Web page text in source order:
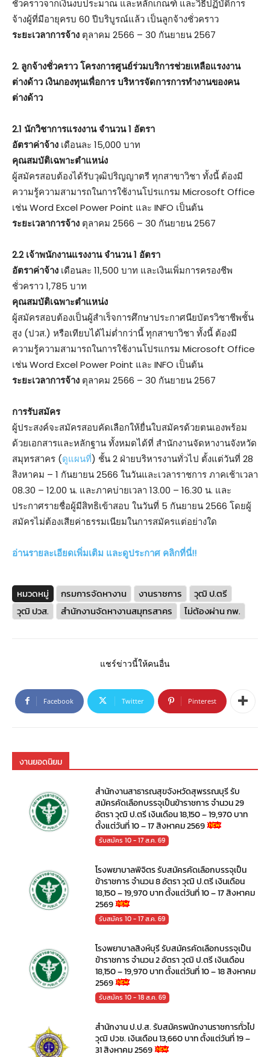
ชั่วคราวจากเงินงบประมาณ และหลักเกณฑ์ และวิธีปฏิบัติการ
จ้างผู้ที่มีอายุครบ 60 ปีบริบูรณ์แล้ว เป็นลูกจ้างชั่วคราว
ระยะเวลาการจ้าง ตุลาคม 2566 – 30 กันยายน 2567
2. ลูกจ้างชั่วคราว โครงการศูนย์ร่วมบริการช่วยเหลือแรงงาน
ต่างด้าว เงินกองทุนเพื่อการ บริหารจัดการการทำงานของคน
ต่างด้าว
2.1 นักวิชาการแรงงาน จํานวน 1 อัตรา
อัตราค่าจ้าง เดือนละ 15,000 บาท
คุณสมบัติเฉพาะตำแหน่ง
ผู้สมัครสอบต้องได้รับวุฒิปริญญาตรี ทุกสาขาวิชา ทั้งนี้ ต้องมี
ความรู้ความสามารถในการใช้งานโปรแกรม Microsoft Office
เช่น Word Excel Power Point และ INFO เป็นต้น
ระยะเวลาการจ้าง ตุลาคม 2566 – 30 กันยายน 2567
2.2 เจ้าพนักงานแรงงาน จํานวน 1 อัตรา
อัตราค่าจ้าง เดือนละ 11,500 บาท และเงินเพิ่มการครองชีพ
ชั่วคราว 1,785 บาท
คุณสมบัติเฉพาะตําแหน่ง
ผู้สมัครสอบต้องเป็นผู้สําเร็จการศึกษาประกาศนียบัตรวิชาชีพชั้น
สูง (ปวส.) หรือเทียบได้ไม่ต่ำกว่านี้ ทุกสาขาวิชา ทั้งนี้ ต้องมี
ความรู้ความสามารถในการใช้งานโปรแกรม Microsoft Office
เช่น Word Excel Power Point และ INFO เป็นต้น
ระยะเวลาการจ้าง ตุลาคม 2566 – 30 กันยายน 2567
การรับสมัคร
ผู้ประสงค์จะสมัครสอบคัดเลือกให้ยื่นใบสมัครด้วยตนเองพร้อม
ด้วยเอกสารและหลักฐาน ทั้งหมดได้ที่ สำนักงานจัดหางานจังหวัด
สมุทรสาคร (ดูแผนที่) ชั้น 2 ฝ่ายบริหารงานทั่วไป ตั้งแต่วันที่ 28
สิงหาคม – 1 กันยายน 2566 ในวันและเวลาราชการ ภาคเช้าเวลา
08.30 – 12.00 น. และภาคบ่ายเวลา 13.00 – 16.30 น. และ
ประกาศรายชื่อผู้มีสิทธิเข้าสอบ ในวันที่ 5 กันยายน 2566 โดยผู้
สมัครไม่ต้องเสียค่าธรรมเนียมในการสมัครแต่อย่างใด
อ่านรายละเอียดเพิ่มเติม และดูประกาศ คลิกที่นี่!!
หมวดหมู่ กรมการจัดหางาน งานราชการ
วุฒิ ป.ตรี
วุฒิ ปวส.
สำนักงานจัดหางานสมุทรสาคร ไม่ต้องผ่าน กพ.
แชร์ข่าวนี้ให้คนอื่น
Facebook Twitter Pinterest
งานยอดนิยม
สำนักงานสาธารณสุขจังหวัดสุพรรณบุรี รับ
สมัครคัดเลือกบรรจุเป็นข้าราชการ จำนวน 29
อัตรา วุฒิ ป.ตรี เงินเดือน 18,150 – 19,970 บาท
ตั้งแต่วันที่ 10 – 17 สิงหาคม 2569
รับสมัคร 10 - 17 ส.ค. 69
โรงพยาบาลพิจิตร รับสมัครคัดเลือกบรรจุเป็น
ข้าราชการ จำนวน 8 อัตรา วุฒิ ป.ตรี เงินเดือน
18,150 – 19,970 บาท ตั้งแต่วันที่ 10 – 17 สิงหาคม
2569
รับสมัคร 10 - 17 ส.ค. 69
โรงพยาบาลสิงห์บุรี รับสมัครคัดเลือกบรรจุเป็น
ข้าราชการ จำนวน 2 อัตรา วุฒิ ป.ตรี เงินเดือน
18,150 – 19,970 บาท ตั้งแต่วันที่ 10 – 18 สิงหาคม
2569
รับสมัคร 10 - 18 ส.ค. 69
สำนักงาน ป.ป.ส. รับสมัครพนักงานราชการทั่วไป
วุฒิ ปวช. เงินเดือน 13,660 บาท ตั้งแต่วันที่ 19 –
31 สิงหาคม 2569